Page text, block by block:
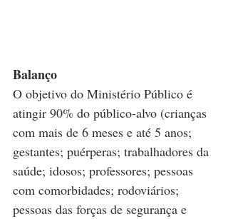
Balanço
O objetivo do Ministério Público é
atingir 90% do público-alvo (crianças
com mais de 6 meses e até 5 anos;
gestantes; puérperas; trabalhadores da
saúde; idosos; professores; pessoas
com comorbidades; rodoviários;
pessoas das forças de segurança e